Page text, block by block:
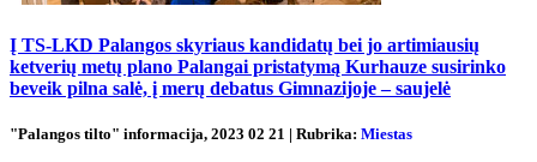
Į TS-LKD Palangos skyriaus kandidatų bei jo artimiausių
ketverių metų plano Palangai pristatymą Kurhauze susirinko
beveik pilna salė, į merų debatus Gimnazijoje – saujelė
"Palangos tilto" informacija, 2023 02 21 | Rubrika: Miestas